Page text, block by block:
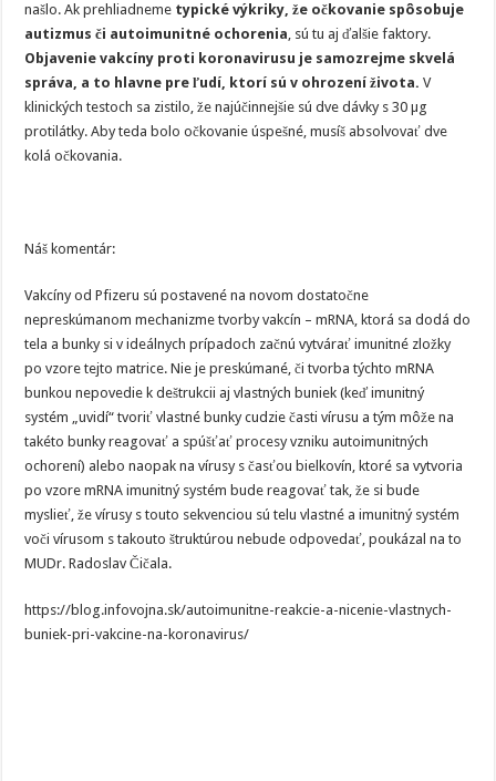
našlo. Ak prehliadneme typické výkriky, že očkovanie spôsobuje
autizmus či autoimunitné ochorenia, sú tu aj ďalšie faktory.
Objavenie vakcíny proti koronavirusu je samozrejme skvelá
správa, a to hlavne pre ľudí, ktorí sú v ohrození života.V
klinických testoch sa zistilo, že najúčinnejšie sú dve dávky s 30 µg
protilátky. Aby teda bolo očkovanie úspešné, musíš absolvovať dve
kolá očkovania.
Náš komentár:
Vakcíny od Pfizeru sú postavené na novom dostatočne
nepreskúmanom mechanizme tvorby vakcín – mRNA, ktorá sa dodá do
tela a bunky si v ideálnych prípadoch začnú vytvárať imunitné zložky
po vzore tejto matrice. Nie je preskúmané, či tvorba týchto mRNA
bunkou nepovedie k deštrukcii aj vlastných buniek (keď imunitný
systém „uvidí“ tvoriť vlastné bunky cudzie časti vírusu a tým môže na
takéto bunky reagovať a spúšťať procesy vzniku autoimunitných
ochorení) alebo naopak na vírusy s časťou bielkovín, ktoré sa vytvoria
po vzore mRNA imunitný systém bude reagovať tak, že si bude
myslieť, že vírusy s touto sekvenciou sú telu vlastné a imunitný systém
voči vírusom s takouto štruktúrou nebude odpovedať, poukázal na to
MUDr. Radoslav Čičala.
https://blog.infovojna.sk/autoimunitne-reakcie-a-nicenie-vlastnych-
buniek-pri-vakcine-na-koronavirus/